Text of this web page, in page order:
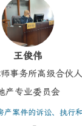
王俊伟
事务所高级合伙
产专业委员会
产案件的诉讼、执行